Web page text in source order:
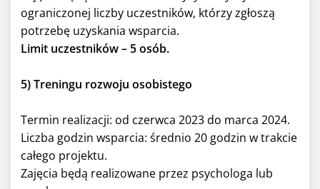
ograniczonej liczby uczestników, którzy zgłoszą
potrzebę uzyskania wsparcia.
Limit uczestników – 5 osób.
5) Treningu rozwoju osobistego
Termin realizacji: od czerwca 2023 do marca 2024.
Liczba godzin wsparcia: średnio 20 godzin w trakcie
całego projektu.
Zajęcia będą realizowane przez psychologa lub